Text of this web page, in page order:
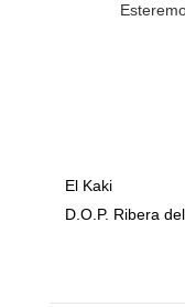
El Kaki
D.O.P. Ribera